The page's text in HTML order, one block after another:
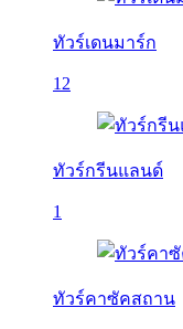
ทัวร์เดนมาร์ก
12
ทัวร์กรีนแลนด์
1
ทัวร์คาซัคสถาน